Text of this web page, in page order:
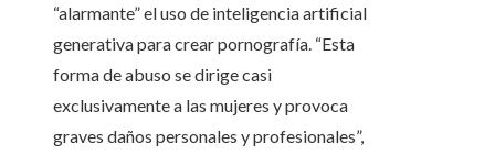
“alarmante” el uso de inteligencia artificial
generativa para crear pornografía. “Esta
forma de abuso se dirige casi
exclusivamente a las mujeres y provoca
graves daños personales y profesionales”,